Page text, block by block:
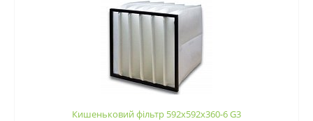
Кишеньковий фільтр 592х592х360-6 G3